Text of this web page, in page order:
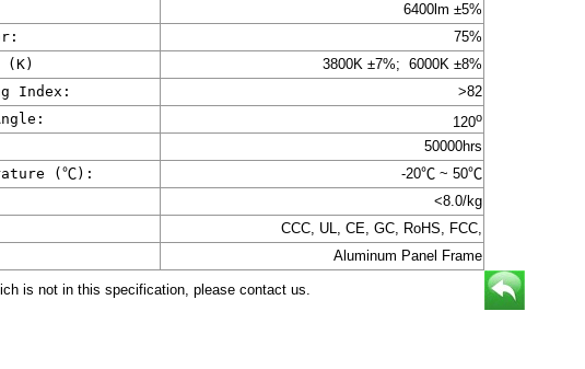
6400lm ±5%
75%
(K)
3800K ±7%; 6000K ±8%
Index:
>82
120o
50000hrs
( ℃): -20℃~ 50℃
<8.0/kg
CCC, UL, CE, GC, RoHS, FCC,
Aluminum Panel Frame
is not in this specification, please contact us.